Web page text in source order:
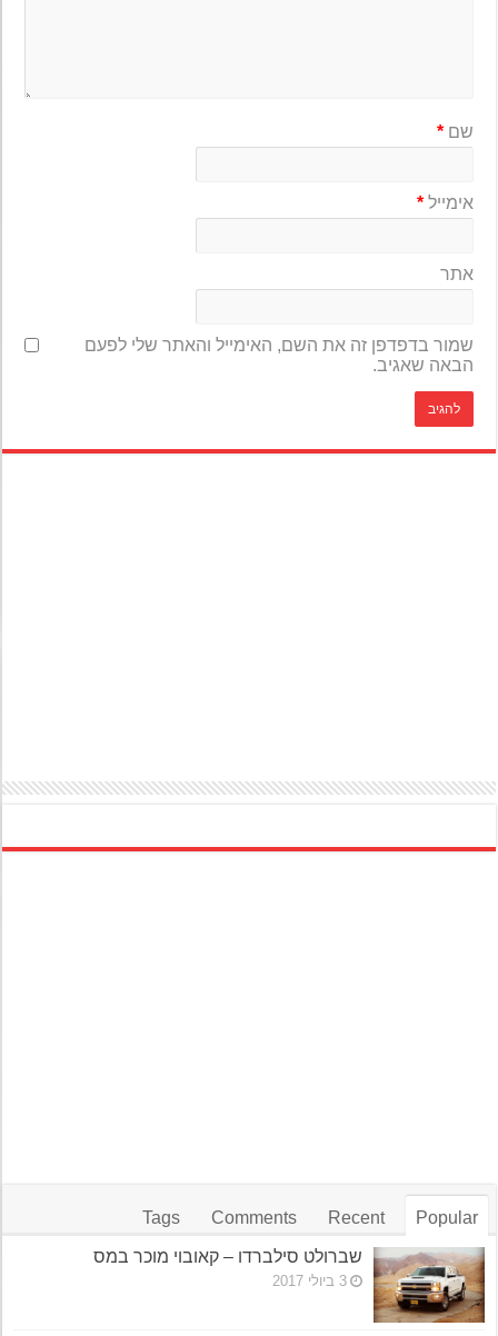
שם*
אימייל*
אתר
שמור בדפדפן זה את השם, האימייל והאתר שלי לפעם
הבאה שאגיב.
Popular
Recent
Comments
Tags
שברולט סילברדו – קאובוי מוכר במס
3 ביולי 2017